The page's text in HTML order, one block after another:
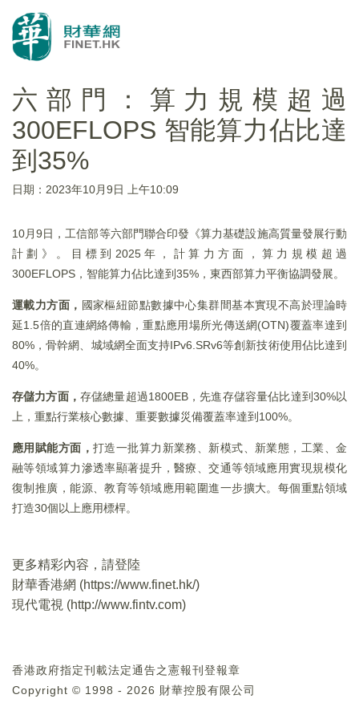
六部門：算力規模超過
300EFLOPS 智能算力佔比達
到35%
日期：2023年10月9日 上午10:09
10月9日，工信部等六部門聯合印發《算力基礎設施高質量發展行動
計劃》。目標到2025年，計算力方面，算力規模超過
300EFLOPS，智能算力佔比達到35%，東西部算力平衡協調發展。
運載力方面， 國家樞紐節點數據中心集群間基本實現不高於理論時
延1.5倍的直連網絡傳輸，重點應用場所光傳送網(OTN)覆蓋率達到
80%，骨幹網、城域網全面支持IPv6.SRv6等創新技術使用佔比達到
40%。
存儲力方面， 存儲總量超過1800EB，先進存儲容量佔比達到30%以
上，重點行業核心數據、重要數據災備覆蓋率達到100%。
應用賦能方面， 打造一批算力新業務、新模式、新業態，工業、金
融等領域算力滲透率顯著提升，醫療、交通等領域應用實現規模化
復制推廣，能源、教育等領域應用範圍進一步擴大。每個重點領域
打造30個以上應用標桿。
更多精彩內容，請登陸
財華香港網 (https://www.finet.hk/)
現代電視 (http://www.fintv.com)
香港政府指定刊載法定通告之憲報刊登報章
Copyright © 1998 - 2026 財華控股有限公司